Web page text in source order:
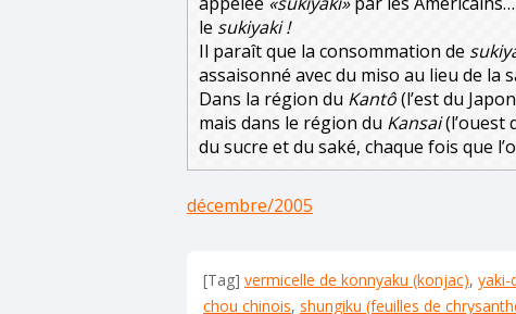
le sukiyaki !
Il paraît que la consommation de
assaisonné avec du miso au lieu de la
Dans la région du Kantô(l’est du
mais dans le région du Kansai(l’ouest
du sucre et du saké, chaque fois que
décembre/2005
[Tag] vermicelle de konnyaku (konjac), yaki-
chou chinois, shungiku (feuilles de